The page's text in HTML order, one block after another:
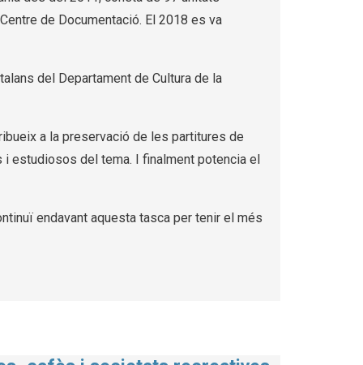
de Documentació. El 2018 es va
del Departament de Cultura de la
a la preservació de les partitures de
i estudiosos del tema. I finalment potencia el
endavant aquesta tasca per tenir el més